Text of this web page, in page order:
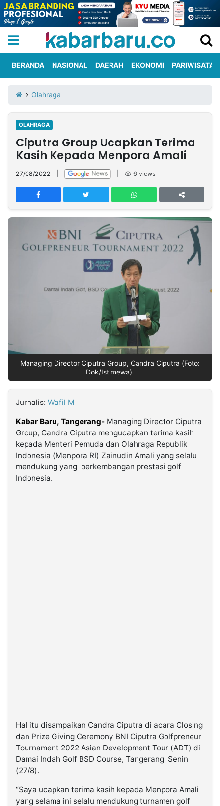
Iklan
Berita
Kami
Nasional
International
Olahraga
Entertainment
Daerah
Pariwisata
Kuliner
Kolom
Network
PT
TREETAN
MULTIMEDIA
Dinamikapost.com
Seedbacklink
Kabarbaru.co
2026
BERANDA NASIONAL DAERAH EKONOMI PARIWISATA
Olahraga
OLAHRAGA
Ciputra Group Ucapkan Terima
Kasih Kepada Menpora Amali
27/08/2022 6 views
Managing Director Ciputra Group, Candra Ciputra (Foto:
Dok/Istimewa).
Jurnalis: Wafil M
Kabar Baru, Tangerang- Managing Director Ciputra
Group, Candra Ciputra mengucapkan terima kasih
kepada Menteri Pemuda dan Olahraga Republik
Indonesia (Menpora RI) Zainudin Amali yang selalu
mendukung yang perkembangan prestasi golf
Indonesia.
Hal itu disampaikan Candra Ciputra di acara Closing
dan Prize Giving Ceremony BNI Ciputra Golfpreneur
Tournament 2022 Asian Development Tour (ADT) di
Damai Indah Golf BSD Course, Tangerang, Senin
(27/8).
“Saya ucapkan terima kasih kepada Menpora Amali
yang selama ini selalu mendukung turnamen golf